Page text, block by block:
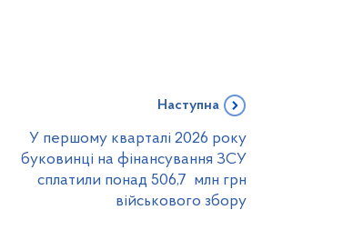
Наступна
У першому кварталі 2026 року
буковинці на фінансування ЗСУ
сплатили понад 506,7 млн грн
військового збору